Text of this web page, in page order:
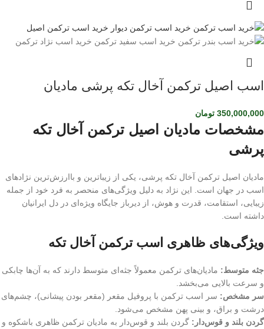
اسب اصیل ترکمن آخال تکه پرشی مادیان
350,000,000 تومان
مشخصات مادیان اصیل ترکمن آخال تکه
پرشی
مادیان اصیل ترکمن آخال تکه پرشی، یکی از زیباترین و باارزش‌ترین نژادهای
اسب در جهان است. این نژاد به دلیل ویژگی‌های منحصر به فرد خود از جمله
زیبایی، استقامت، قدرت و هوش، از دیرباز جایگاه ویژه‌ای در دل ایرانیان
داشته است.
ویژگی‌های ظاهری اسب ترکمن آخال تکه
جثه متوسط: مادیان‌های ترکمن معمولاً جثه‌ای متوسط دارند که به آن‌ها چابکی
و سرعت بالایی می‌بخشد.
سر مشخص: سر اسب ترکمن با پروفیل مقعر (مقعر بودن پیشانی)، چشم‌های
درشت و براق، و بینی پهن مشخص می‌شود.
گردن بلند و قوس‌دار: گردن بلند و قوس‌دار به مادیان ترکمن ظاهری باشکوه و